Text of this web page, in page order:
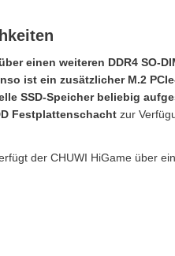
einen weiteren DDR4 SO-
ist ein zusätzlicher M.2
SSD-Speicher beliebig
Festplattenschacht zur
der CHUWI HiGame über